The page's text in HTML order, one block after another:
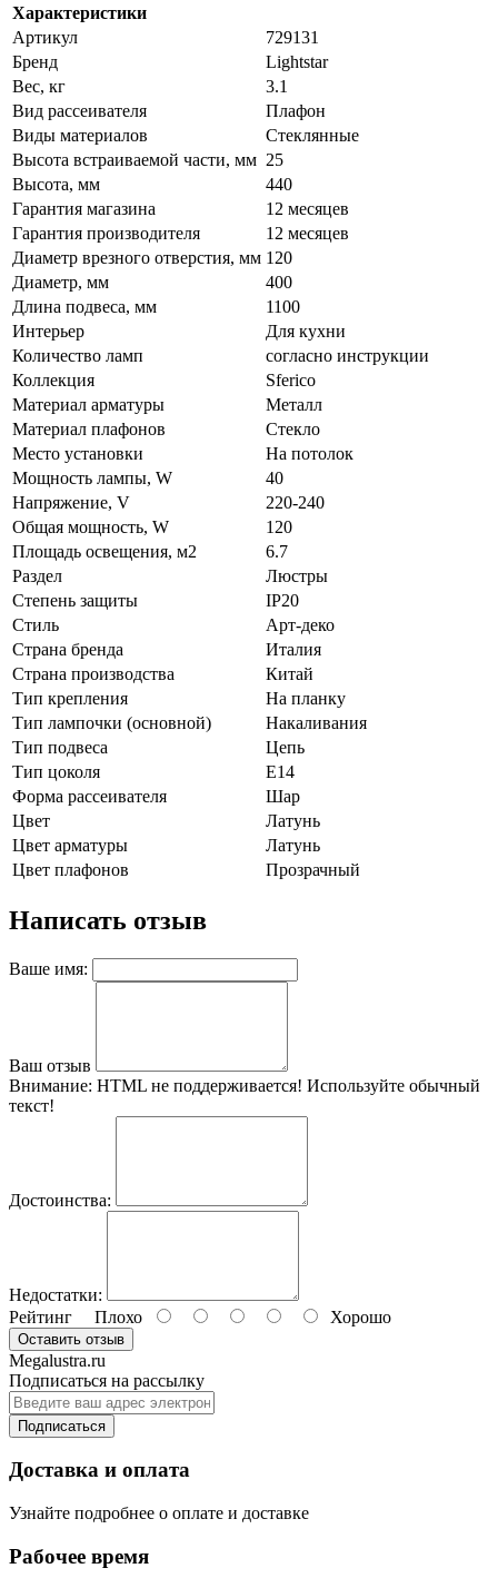
Характеристики
Артикул
729131
Бренд
Lightstar
Вес, кг
3.1
Вид рассеивателя
Плафон
Виды материалов
Стеклянные
Высота встраиваемой части, мм 25
Высота, мм
440
Гарантия магазина
12 месяцев
Гарантия производителя
12 месяцев
Диаметр врезного отверстия, мм 120
Диаметр, мм
400
Длина подвеса, мм
1100
Интерьер
Для кухни
Количество ламп
согласно инструкции
Коллекция
Sferico
Материал арматуры
Металл
Материал плафонов
Стекло
Место установки
На потолок
Мощность лампы, W
40
Напряжение, V
220-240
Общая мощность, W
120
Площадь освещения, м2
6.7
Раздел
Люстры
Степень защиты
IP20
Стиль
Арт-деко
Страна бренда
Италия
Страна производства
Китай
Тип крепления
На планку
Тип лампочки (основной)
Накаливания
Тип подвеса
Цепь
Тип цоколя
E14
Форма рассеивателя
Шар
Цвет
Латунь
Цвет арматуры
Латунь
Цвет плафонов
Прозрачный
Написать отзыв
Ваше имя:
Ваш отзыв
Внимание: HTML не поддерживается! Используйте обычный
текст!
Достоинства:
Недостатки:
Рейтинг Плохо Хорошо
Оставить отзыв
Megalustra.ru
Подписаться на рассылку
Подписаться
Доставка и оплата
Узнайте подробнее о оплате и доставке
Рабочее время